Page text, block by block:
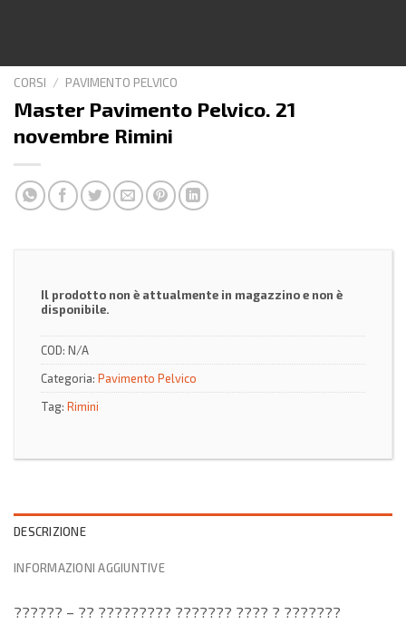
CORSI / PAVIMENTO PELVICO
Master Pavimento Pelvico. 21
novembre Rimini
Il prodotto non è attualmente in magazzino e non è
disponibile.
COD: N/A
Categoria: Pavimento Pelvico
Tag: Rimini
DESCRIZIONE
INFORMAZIONI AGGIUNTIVE
?????? – ?? ????????? ??????? ???? ? ???????